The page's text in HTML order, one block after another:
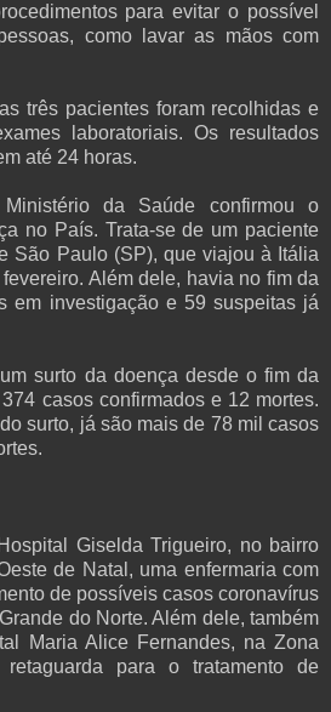
para evitar o possível
como lavar as mãos com
três pacientes foram recolhidas e
laboratoriais. Os resultados
até 24 horas.
da Saúde confirmou o
no País. Trata-se de um paciente
São Paulo (SP), que viajou à Itália
Além dele, havia no fim da
em investigação e 59 suspeitas já
surto da doença desde o fim da
casos confirmados e 12 mortes.
surto, já são mais de 78 mil casos
Giselda Trigueiro, no bairro
de Natal, uma enfermaria com
de possíveis casos coronavírus
do Norte. Além dele, também
Maria Alice Fernandes, na Zona
para o tratamento de